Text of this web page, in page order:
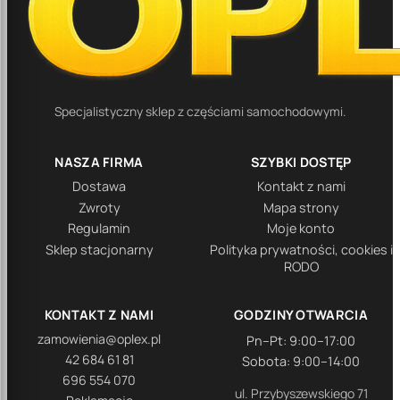
Specjalistyczny sklep z częściami samochodowymi.
NASZA FIRMA
Dostawa
Zwroty
Regulamin
Sklep stacjonarny
SZYBKI DOSTĘP
Kontakt z nami
Mapa strony
Moje konto
Polityka prywatności, cookies i
RODO
KONTAKT Z NAMI
zamowienia@oplex.pl
42 684 61 81
696 554 070
GODZINY OTWARCIA
Pn–Pt: 9:00–17:00
Sobota: 9:00–14:00
ul. Przybyszewskiego 71